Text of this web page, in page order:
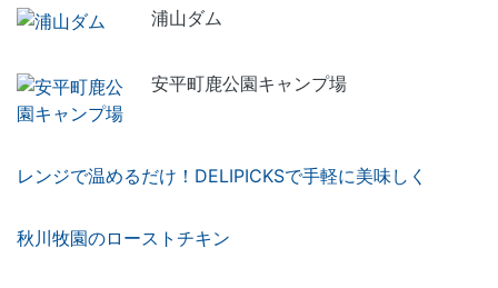
浦山ダム
安平町鹿公園キャンプ場
レンジで温めるだけ！DELIPICKSで手軽に美味しく
秋川牧園のローストチキン